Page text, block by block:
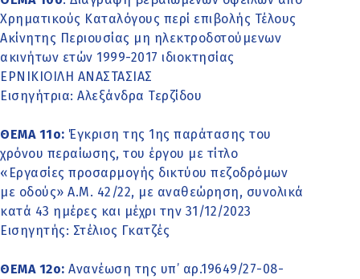
Χρηματικούς Καταλόγους περί επιβολής Τέλους
Ακίνητης Περιουσίας μη ηλεκτροδοτούμενων
ακινήτων ετών 1999-2017 ιδιοκτησίας
ΕΡΝΙΚΙΟΙΛΗ ΑΝΑΣΤΑΣΙΑΣ
Εισηγήτρια: Αλεξάνδρα Τερζίδου
ΘΕΜΑ 11o: Έγκριση της 1ης παράτασης του
χρόνου περαίωσης, του έργου με τίτλο
«Εργασίες προσαρμογής δικτύου πεζοδρόμων
με οδούς» Α.Μ. 42/22, με αναθεώρηση, συνολικά
κατά 43 ημέρες και μέχρι την 31/12/2023
Εισηγητής: Στέλιος Γκατζές
ΘΕΜΑ 12o: Ανανέωση της υπ’ αρ.19649/27-08-